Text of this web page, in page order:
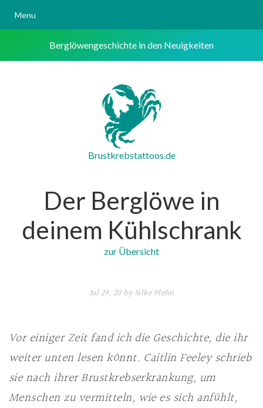
Menu
Berglöwengeschichte in den Neuigkeiten
Brustkrebstattoos.de
Der Berglöwe in
deinem Kühlschrank
zur Übersicht
Jul 29, 20 by Silke Plehn
Vor einiger Zeit fand ich die Geschichte, die ihr
weiter unten lesen könnt. Caitlin Feeley schrieb
sie nach ihrer Brustkrebserkrankung, um
Menschen zu vermitteln, wie es sich anfühlt,